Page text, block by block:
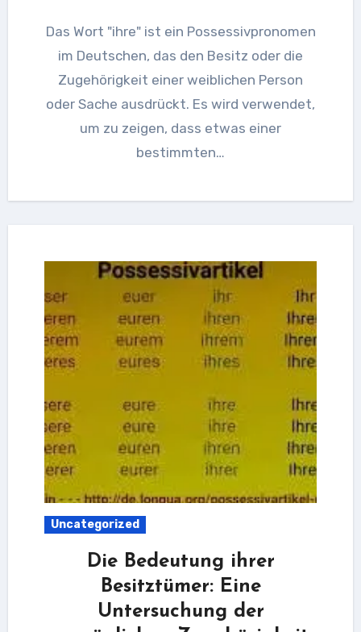
Das Wort "ihre" ist ein Possessivpronomen
im Deutschen, das den Besitz oder die
Zugehörigkeit einer weiblichen Person
oder Sache ausdrückt. Es wird verwendet,
um zu zeigen, dass etwas einer
bestimmten…
Uncategorized
Die Bedeutung ihrer
Besitztümer: Eine
Untersuchung der